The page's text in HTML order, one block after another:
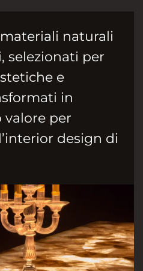
naturali
selezionati per
e
in
valore per
design di